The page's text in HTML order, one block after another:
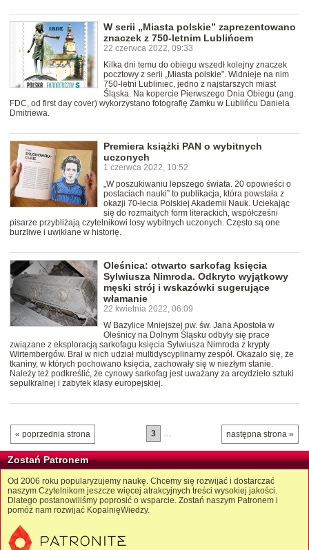
W serii „Miasta polskie” zaprezentowano
znaczek z 750-letnim Lublińcem
22 czerwca 2022, 09:33
Kilka dni temu do obiegu wszedł kolejny znaczek
pocztowy z serii „Miasta polskie”. Widnieje na nim
750-letni Lubliniec, jedno z najstarszych miast
Śląska. Na kopercie Pierwszego Dnia Obiegu (ang.
FDC, od first day cover) wykorzystano fotografię Zamku w Lublińcu Daniela
Dmitriewa.
Premiera książki PAN o wybitnych
uczonych
1 czerwca 2022, 10:52
„W poszukiwaniu lepszego świata. 20 opowieści o
postaciach nauki” to publikacja, która powstała z
okazji 70-lecia Polskiej Akademii Nauk. Uciekając
się do rozmaitych form literackich, współcześni
pisarze przybliżają czytelnikowi losy wybitnych uczonych. Często są one
burzliwe i uwikłane w historię.
Oleśnica: otwarto sarkofag księcia
Sylwiusza Nimroda. Odkryto wyjątkowy
męski strój i wskazówki sugerujące
włamanie
22 kwietnia 2022, 06:09
W Bazylice Mniejszej pw. św. Jana Apostoła w
Oleśnicy na Dolnym Śląsku odbyły się prace
związane z eksploracją sarkofagu księcia Sylwiusza Nimroda z krypty
Wirtembergów. Brał w nich udział multidyscyplinarny zespół. Okazało się, że
tkaniny, w których pochowano księcia, zachowały się w niezłym stanie.
Należy też podkreślić, że cynowy sarkofag jest uważany za arcydzieło sztuki
sepulkralnej i zabytek klasy europejskiej.
« poprzednia strona następna strona »
3 …
Zostań Patronem
Od 2006 roku popularyzujemy naukę. Chcemy się rozwijać i dostarczać
naszym Czytelnikom jeszcze więcej atrakcyjnych treści wysokiej jakości.
Dlatego postanowiliśmy poprosić o wsparcie. Zostań naszym Patronem i
pomóż nam rozwijać KopalnięWiedzy.